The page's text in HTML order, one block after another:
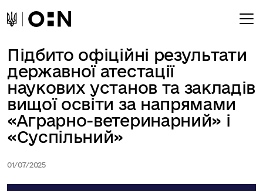
Підбито офіційні результати
державної атестації
наукових установ та закладів
вищої освіти за напрямами
«Аграрно-ветеринарний» і
«Суспільний»
01/07/2025